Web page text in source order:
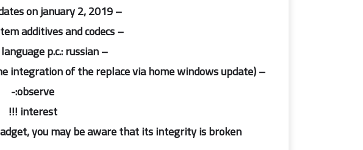
– included updates on january 2, 2019;
– included system additives and codecs;
– included language p.c.: russian;
– the gadget turned into in audit (handiest the integration of the replace via home windows update).
observe:-
interest !!!
you may be aware that its integrity is broken.